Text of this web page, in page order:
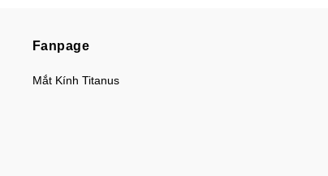
Fanpage
Mắt Kính Titanus